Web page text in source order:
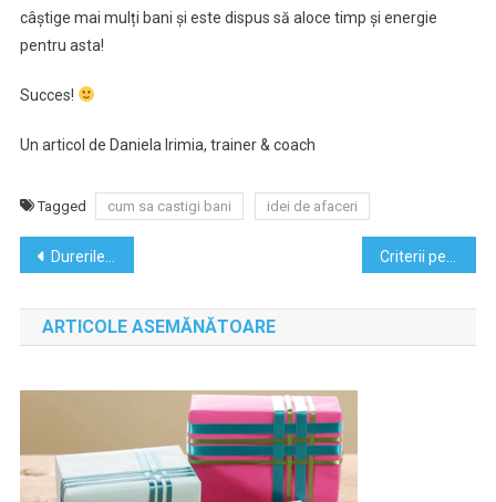
câștige mai mulți bani și este dispus să aloce timp și energie
pentru asta!
Succes!
Un articol de Daniela Irimia, trainer & coach
Tagged cum sa castigi bani idei de afaceri
Navigare
în
articole
Durerile de spate – cauze si remedii
ARTICOLE ASEMĂNĂTOARE